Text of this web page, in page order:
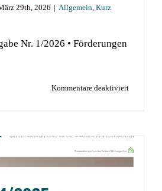
29th, 2026 | Allgemein, Kurz
Nr. 1/2026 • Förderungen
Kommentare deaktiviertfür